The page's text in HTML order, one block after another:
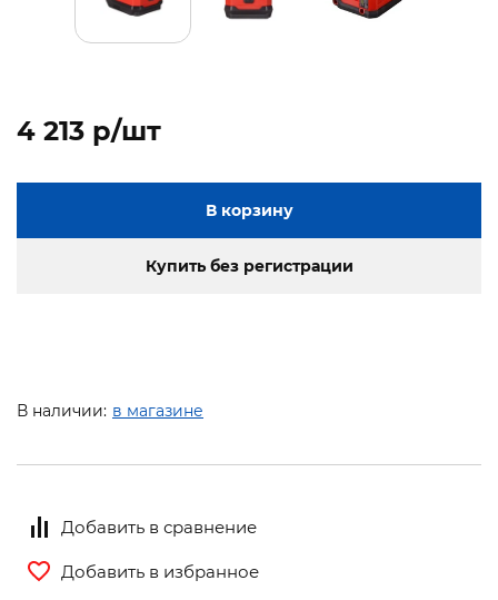
4 213 p/шт
В корзину
Купить без регистрации
В наличии: в магазине
Добавить в сравнение
Добавить в избранное